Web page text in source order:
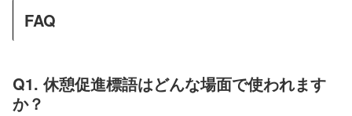
FAQ
Q1. 休憩促進標語はどんな場面で使われます
か？